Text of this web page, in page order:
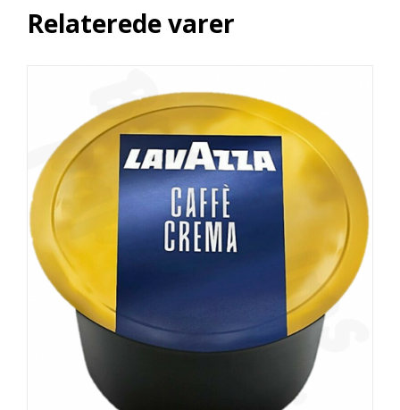
Relaterede varer